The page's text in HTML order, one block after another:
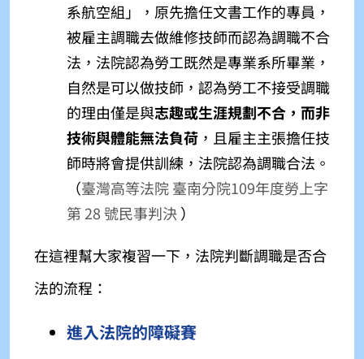
系航空組」，原先擔任文書工作的專員，
被雇主調職去做維修技師而認為調職不合
法，法院認為勞工既然是專業系所畢業，
自然是可以做技師，認為勞工不接受調職
的理由僅是與志趣或生涯規劃不合，而非
技術與體能無法負荷，且雇主主張擔任技
師時將會提供訓練，法院認為調職合法。
（臺灣高等法院 臺南分院109年度勞上字
第 28 號民事判決 ）
在這裡幫大家複習一下，法院判斷調職是否合
法的流程：
進入法院的障礙賽